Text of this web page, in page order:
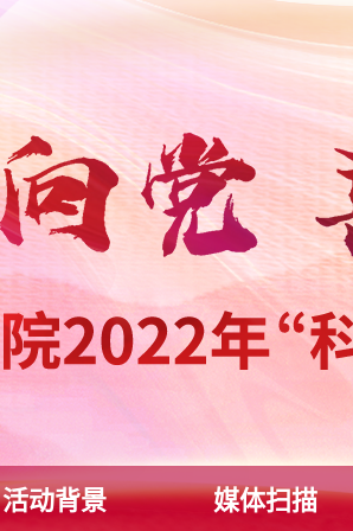
活动背景 媒体扫描